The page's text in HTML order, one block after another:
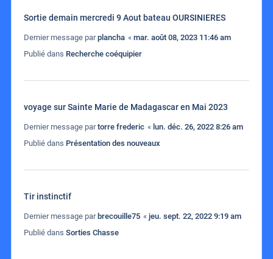
Sortie demain mercredi 9 Aout bateau OURSINIERES
Dernier message parplancha « mar. août 08, 2023 11:46 am
Publié dans Recherche coéquipier
voyage sur Sainte Marie de Madagascar en Mai 2023
Dernier message partorre frederic « lun. déc. 26, 2022 8:26 am
Publié dans Présentation des nouveaux
Tir instinctif
Dernier message par brecouille75 « jeu. sept. 22, 2022 9:19 am
Publié dans Sorties Chasse